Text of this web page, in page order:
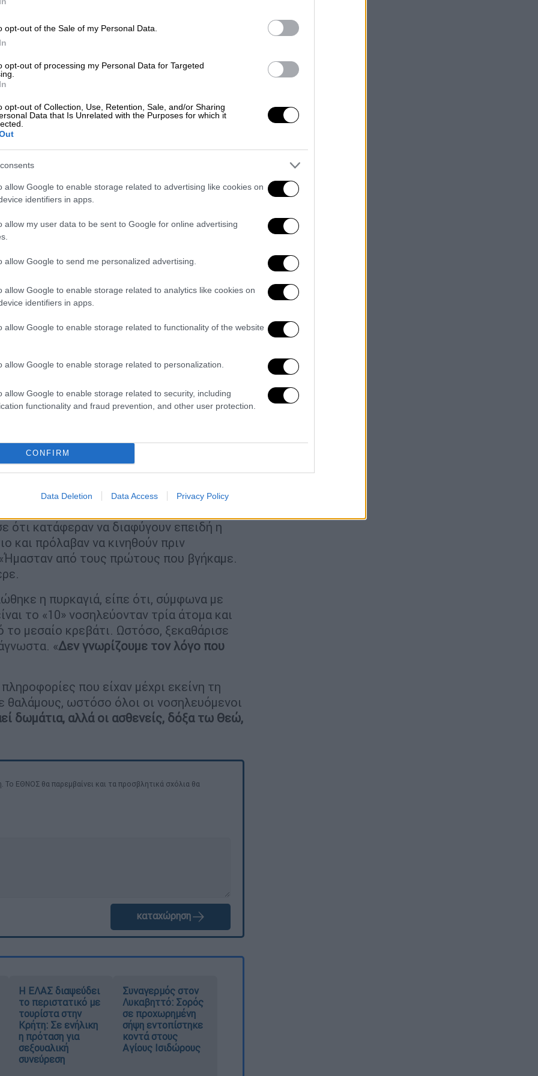
opt-out of the Sale of my Personal Data.
opt-out of processing my Personal Data for Targeted
opt-out of Collection, Use, Retention, Sale, and/or Sharing
Data that Is Unrelated with the Purposes for which it
allow Google to enable storage related to advertising like cookies on
identifiers in apps.
allow my user data to be sent to Google for online advertising
allow Google to send me personalized advertising.
allow Google to enable storage related to analytics like cookies on
identifiers in apps.
allow Google to enable storage related to functionality of the website
allow Google to enable storage related to personalization.
allow Google to enable storage related to security, including
functionality and fraud prevention, and other user protection.
CONFIRM
Data Deletion Data Access Privacy Policy
Πώς έγιναν όλα
στο δωμάτιο «6» περιέγραψε στην ΕΡΤ
τονίζοντας ότι όλα εξελίχθηκαν μέσα σε
ξύπνια λόγω υψηλού πυρετού, όταν
Ακούσαμε μια νοσηλεύτρια να είναι σε
χρονικό διάστημα ο διάδρομος είχε
την ορατότητα και προκαλώντας πανικό
δευτερόλεπτα είχε γεμίσει ο
να δεις τίποτα», ανέφερε,
άρον-άρον τα δωμάτιά τους χωρίς να
αντικείμενα. «Δεν πήραμε ούτε τα
Εγώ έφυγα με τον ορό μου
λέει, στον προαύλιο χώρο ήταν μόλις
που τη συνόδευε, μία ηλικιωμένη
εκείνες οι ίδιες
βοήθεια κατά την έξοδό τους. «Δεν
προσθέτοντας ότι πολλοί ασθενείς
την ώρα.
, λέγοντας ότι πολλοί ηλικιωμένοι,
προβλήματα υγείας αδυνατούσαν να
ίδιοιοι ασθενείς φώναζαν«φωτιά»
βρίσκονταν στους θαλάμους, ενώ
ότι κατάφεραν να διαφύγουν επειδή η
και πρόλαβαν να κινηθούν πριν
από τους πρώτους που βγήκαμε.
η πυρκαγιά, είπε ότι, σύμφωνα με
το «10» νοσηλεύονταν τρία άτομα και
το μεσαίο κρεβάτι. Ωστόσο, ξεκαθάρισε
«Δεν γνωρίζουμε τον λόγο που
που είχαν μέχρι εκείνη τη
θαλάμους, ωστόσο όλοι οι νοσηλευόμενοι
δωμάτια, αλλά οι ασθενείς, δόξα τω Θεώ,
ΕΘΝΟΣ θα παρεμβαίνει και τα προσβλητικά σχόλια θα
καταχώρηση
Η ΕΛΑΣ διαψεύδει
το περιστατικό με
τουρίστα στην
Κρήτη: Σε ενήλικη
η πρόταση για
σεξουαλική
συνεύρεση
Συναγερμός στον
Λυκαβηττό: Σορός
σε προχωρημένη
σήψη εντοπίστηκε
κοντά στους
Αγίους Ισιδώρους